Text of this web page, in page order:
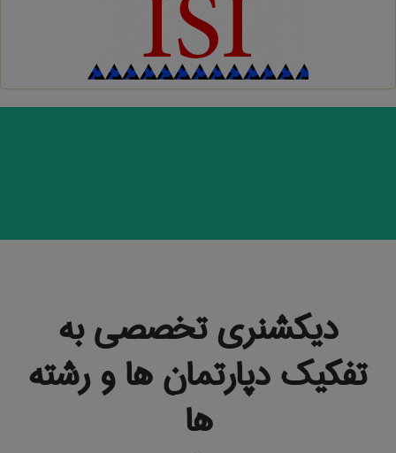
دیکشنری تخصصی به
تفکیک دپارتمان ها و رشته
ها